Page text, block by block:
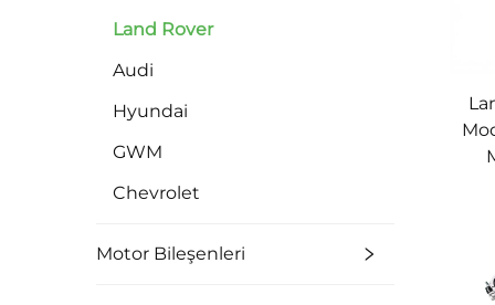
Land Rover
Audi
Hyundai
GWM
Chevrolet
Motor Bileşenleri